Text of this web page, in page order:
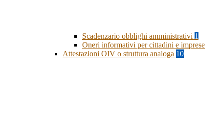
Scadenzario obblighi amministrativi 1
Oneri informativi per cittadini e imprese
Attestazioni OIV o struttura analoga 10